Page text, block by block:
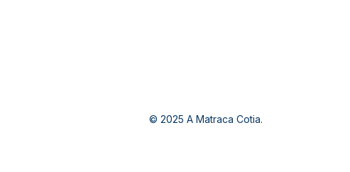
© 2025 A Matraca Cotia.